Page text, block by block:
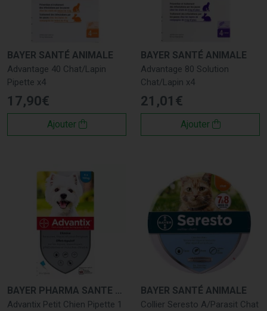
BAYER SANTÉ ANIMALE
Advantage 40 Chat/Lapin
Pipette x4
17,90€
Ajouter
BAYER SANTÉ ANIMALE
Advantage 80 Solution
Chat/Lapin x4
21 ,01 €
Ajouter
BAYER PHARMA SANTE ANIMAL
Advantix Petit Chien Pipette 1
BAYER SANTÉ ANIMALE
Collier Seresto A/Parasit Chat